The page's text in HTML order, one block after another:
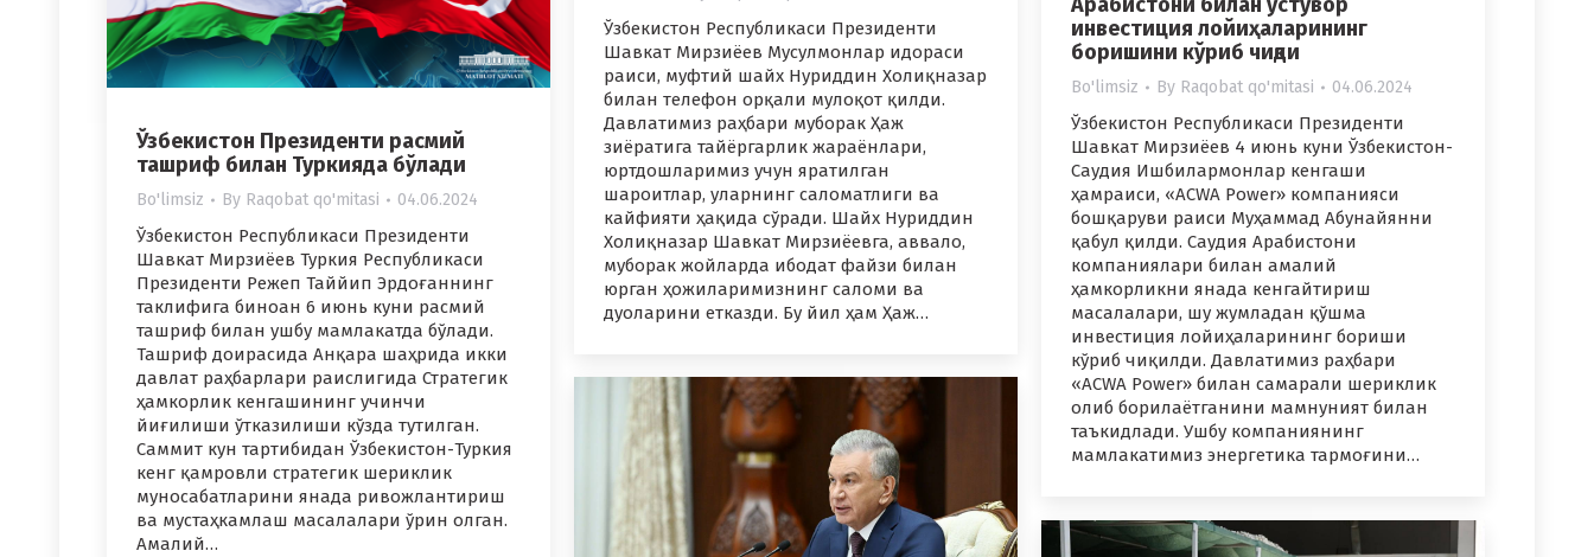
Ўзбекистон Республикаси Президенти
Шавкат Мирзиёев Мусулмонлар идораси
раиси, муфтий шайх Нуриддин Холиқназар
билан телефон орқали мулоқот қилди.
Давлатимиз раҳбари муборак Ҳаж
зиёратига тайёргарлик жараёнлари,
юртдошларимиз учун яратилган
шароитлар, уларнинг саломатлиги ва
кайфияти ҳақида сўради. Шайх Нуриддин
Холиқназар Шавкат Мирзиёевга, аввало,
муборак жойларда ибодат файзи билан
юрган ҳожиларимизнинг саломи ва
дуоларини етказди. Бу йил ҳам Ҳаж…
инвестиция лойиҳаларининг
боришини кўриб чиқди
Bo'limsiz By Raqobat qo'mitasi 04.06.2024
Ўзбекистон Республикаси Президенти
Шавкат Мирзиёев 4 июнь куни Ўзбекистон-
Саудия Ишбилармонлар кенгаши
ҳамраиси, «ACWA Power» компанияси
бошқаруви раиси Муҳаммад Абунайянни
қабул қилди. Саудия Арабистони
компаниялари билан амалий
ҳамкорликни янада кенгайтириш
масалалари, шу жумладан қўшма
инвестиция лойиҳаларининг бориши
кўриб чиқилди. Давлатимиз раҳбари
«ACWA Power» билан самарали шериклик
олиб борилаётганини мамнуният билан
таъкидлади. Ушбу компаниянинг
мамлакатимиз энергетика тармоғини…
Ўзбекистон Президенти расмий
ташриф билан Туркияда бўлади
Bo'limsiz By Raqobat qo'mitasi 04.06.2024
Ўзбекистон Республикаси Президенти
Шавкат Мирзиёев Туркия Республикаси
Президенти Режеп Таййип Эрдоғаннинг
таклифига биноан 6 июнь куни расмий
ташриф билан ушбу мамлакатда бўлади.
Ташриф доирасида Анқара шаҳрида икки
давлат раҳбарлари раислигида Стратегик
ҳамкорлик кенгашининг учинчи
йиғилиши ўтказилиши кўзда тутилган.
Саммит кун тартибидан Ўзбекистон-Туркия
кенг қамровли стратегик шериклик
муносабатларини янада ривожлантириш
ва мустаҳкамлаш масалалари ўрин олган.
Амалий…